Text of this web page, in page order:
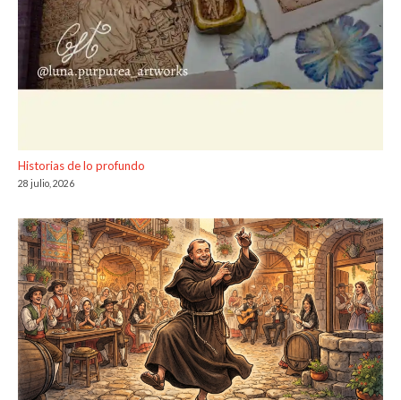
Historias de lo profundo
28 julio, 2026